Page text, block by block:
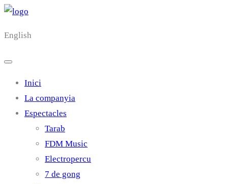
English
Inici
La companyia
Espectacles
Tarab
FDM Music
Electropercu
7 de gong